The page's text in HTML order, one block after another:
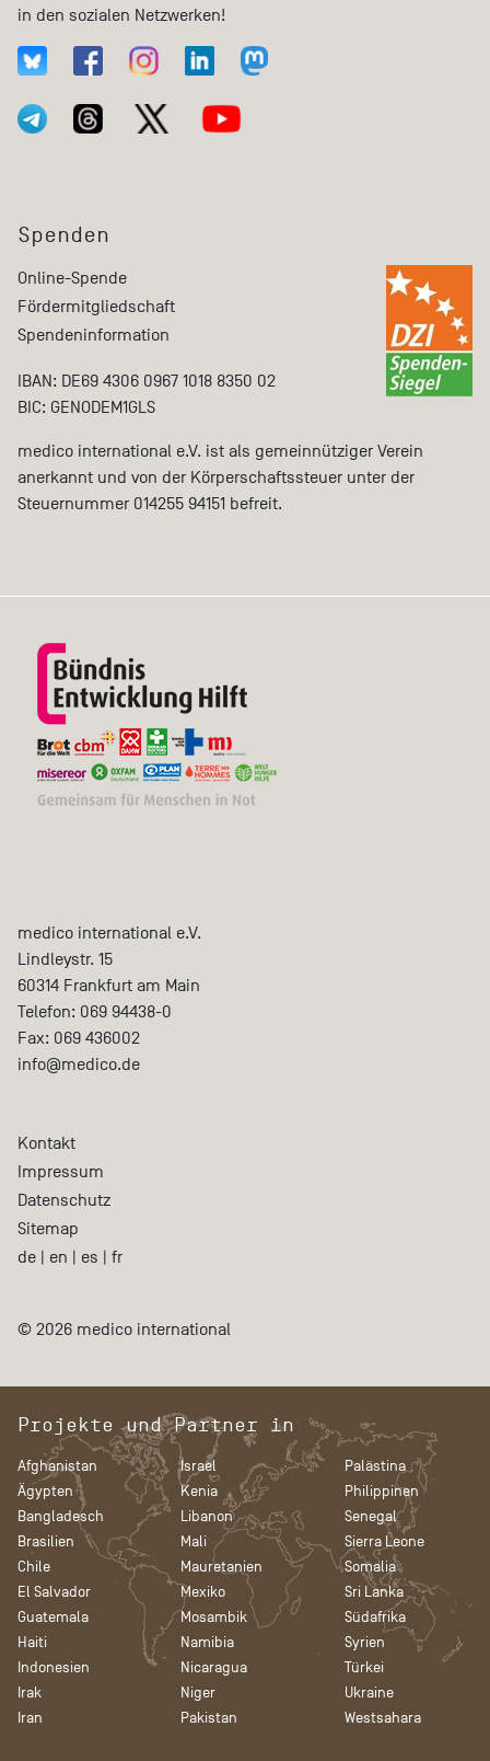
in den sozialen Netzwerken!
Spenden
Online-Spende
Fördermitgliedschaft
Spendeninformation
IBAN: DE69 4306 0967 1018 8350 02
BIC: GENODEM1GLS
medico international e.V. ist als gemeinnütziger Verein
anerkannt und von der Körperschaftssteuer unter der
Steuernummer 014255 94151 befreit.
medico international e.V.
Lindleystr. 15
60314 Frankfurt am Main
Telefon: 069 94438-0
Fax: 069 436002
info@medico.de
Kontakt
Impressum
Datenschutz
Sitemap
de | en | es | fr
© 2026 medico international
Projekte und Partner in
Afghanistan
Ägypten
Bangladesch
Brasilien
Chile
El Salvador
Guatemala
Haiti
Indonesien
Irak
Iran
Israel
Kenia
Libanon
Mali
Mauretanien
Mexiko
Mosambik
Namibia
Nicaragua
Niger
Pakistan
Palästina
Philippinen
Senegal
Sierra Leone
Somalia
Sri Lanka
Südafrika
Syrien
Türkei
Ukraine
Westsahara